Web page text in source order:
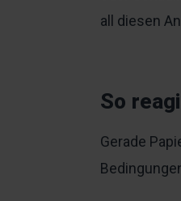
all diesen
So
Gerade